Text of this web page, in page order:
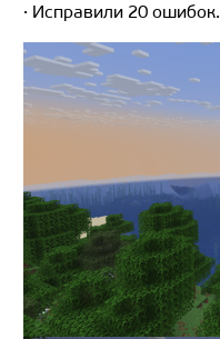
· Исправили 20 ошибок.